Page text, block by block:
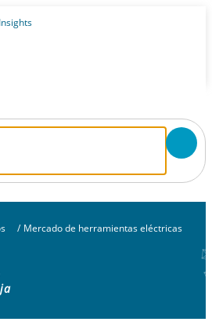
/ Mercado de herramientas eléctricas